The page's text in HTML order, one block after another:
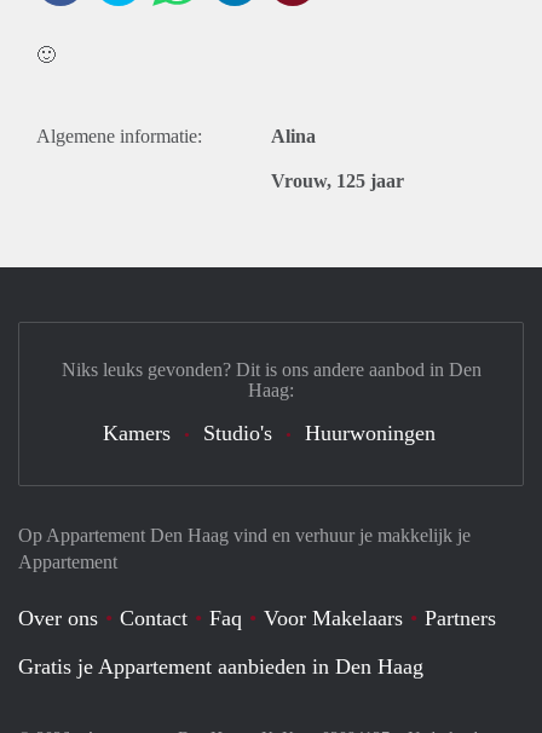
🙂
Algemene informatie: Alina
Vrouw, 125 jaar
Op Appartement Den Haag vind en verhuur je makkelijk je
Appartement
Over ons Contact Faq Voor Makelaars
Partners
Gratis je Appartement aanbieden in Den Haag
Niks leuks gevonden? Dit is ons andere aanbod in Den
Haag:
Kamers Studio's Huurwoningen